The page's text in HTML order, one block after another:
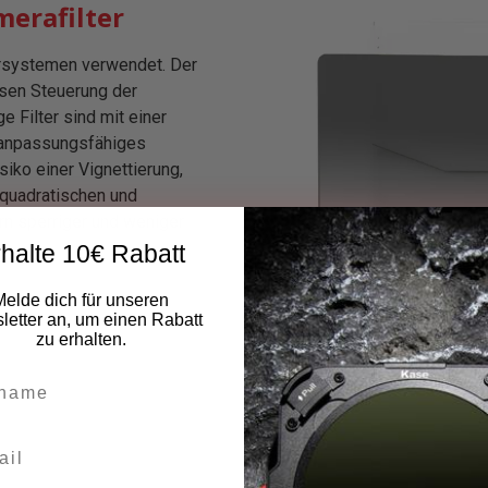
verwendet. Der
Steuerung der
Filter sind mit einer
einer Vignettierung,
und
10€ Rabatt
dich für unseren
an, um einen Rabatt
zu erhalten.